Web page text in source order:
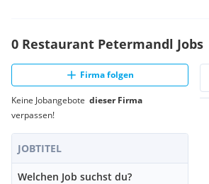
0 Restaurant Petermandl Jobs
Firma folgen
Keine Jobangebote dieser Firma
verpassen!
JOBTITEL
Welchen Job suchst du?